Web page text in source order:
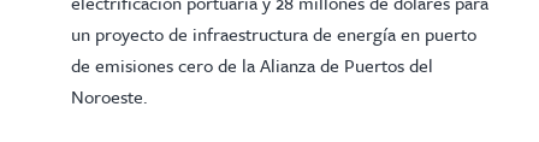
un proyecto de infraestructura de energía en puerto
de emisiones cero de la Alianza de Puertos del
Noroeste.